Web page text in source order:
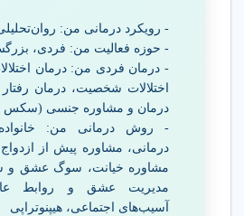
- رویکرد درمانی من:
- حوزه فعالیت من: فردی،
- درمان فردی من: درمان
اختلالات شخصیت، درمان رفتار
درمان و مشاوره جنسی (سکس
- روش درمانی من:
درمانی، مشاوره پیش از
مشاوره خیانت، سوگ عشق
مدیریت عشق و روابط
آسیب‌های اجتماعی، هیپنوتراپی